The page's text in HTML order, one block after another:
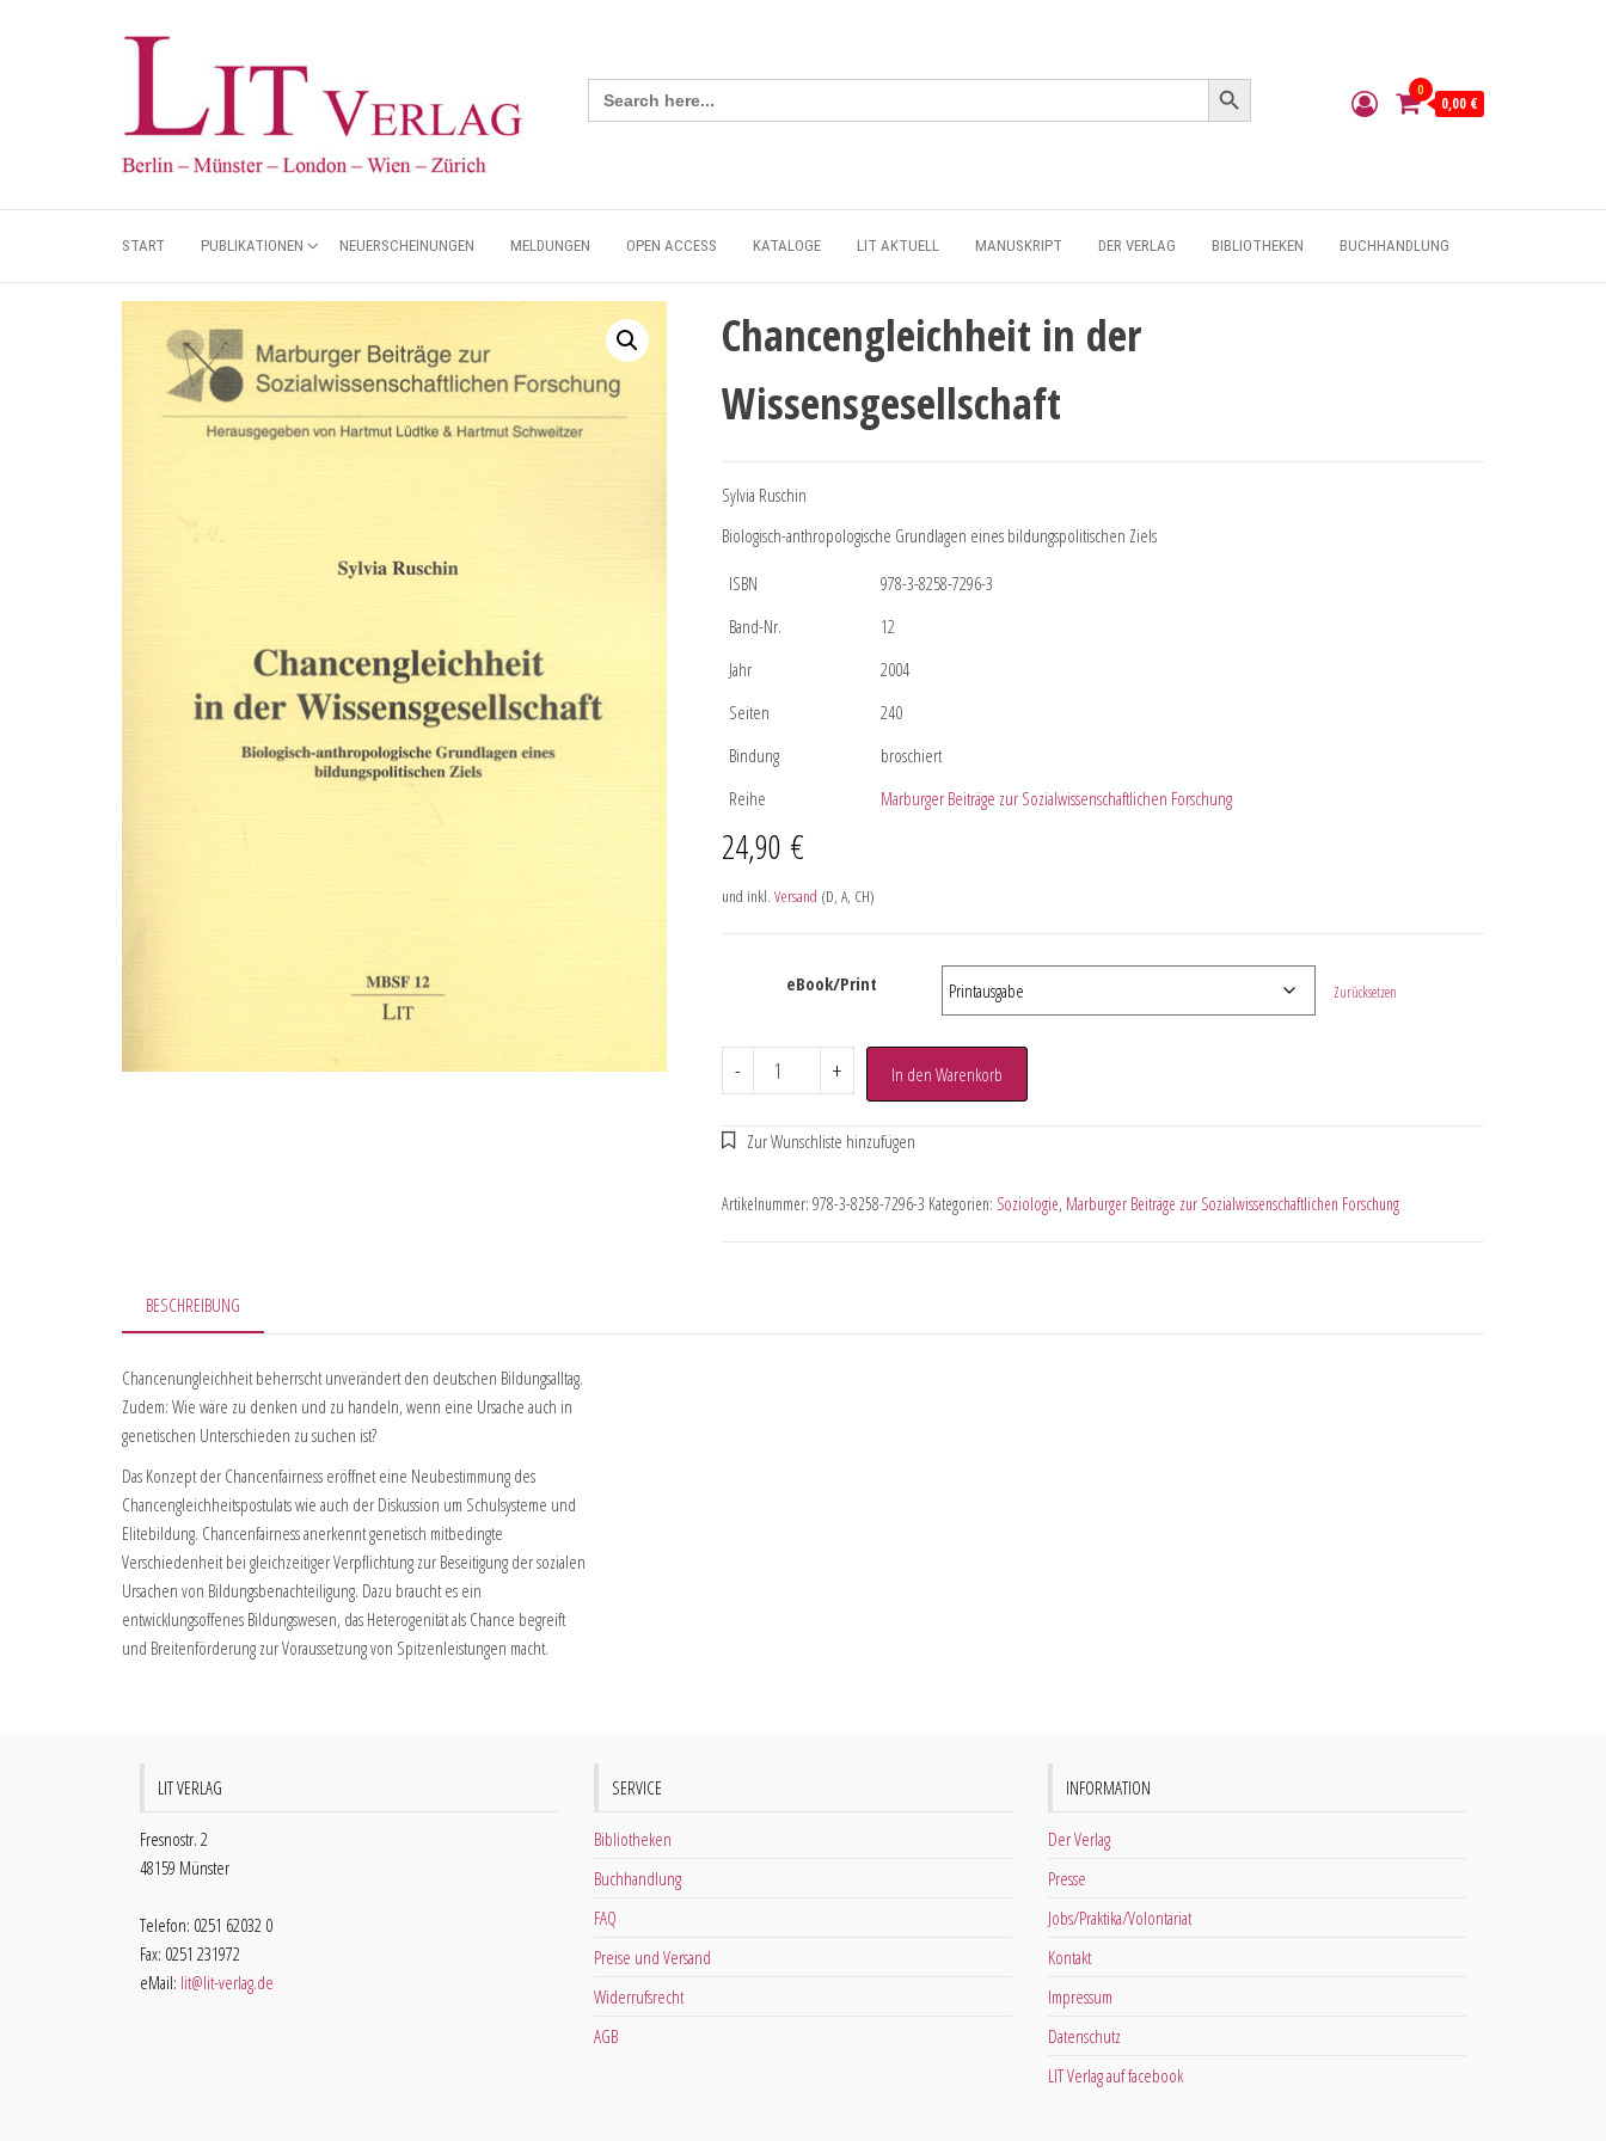
Search
for:
Search Button
0
0,00 €
START PUBLIKATIONEN NEUERSCHEINUNGEN MELDUNGEN OPEN ACCESS KATALOGE LIT AKTUELL MANUSKRIPT DER VERLAG BIBLIOTHEKEN BUCHHANDLUNG
Chancengleichheit in der
Wissensgesellschaft
Sylvia Ruschin
Biologisch-anthropologische Grundlagen eines bildungspolitischen Ziels
ISBN
978-3-8258-7296-3
Band-Nr.
12
Jahr
2004
Seiten
240
Bindung
broschiert
Reihe
Marburger Beiträge zur Sozialwissenschaftlichen Forschung
24,90 €
und inkl. Versand (D, A, CH)
eBook/Print Zurücksetzen
- + In den Warenkorb
Artikelnummer: 978-3-8258-7296-3 Kategorien: Soziologie, Marburger Beiträge zur Sozialwissenschaftlichen Forschung
BESCHREIBUNG
Chancenungleichheit beherrscht unverändert den deutschen Bildungsalltag.
Zudem: Wie wäre zu denken und zu handeln, wenn eine Ursache auch in
genetischen Unterschieden zu suchen ist?
Das Konzept der Chancenfairness eröffnet eine Neubestimmung des
Chancengleichheitspostulats wie auch der Diskussion um Schulsysteme und
Elitebildung. Chancenfairness anerkennt genetisch mitbedingte
Verschiedenheit bei gleichzeitiger Verpflichtung zur Beseitigung der sozialen
Ursachen von Bildungsbenachteiligung. Dazu braucht es ein
entwicklungsoffenes Bildungswesen, das Heterogenität als Chance begreift
und Breitenförderung zur Voraussetzung von Spitzenleistungen macht.
LIT VERLAG
Fresnostr. 2
48159 Münster
Telefon: 0251 62032 0
Fax: 0251 231972
eMail: lit@lit-verlag.de
SERVICE
Bibliotheken
Buchhandlung
FAQ
Preise und Versand
Widerrufsrecht
AGB
INFORMATION
Der Verlag
Presse
Jobs/Praktika/Volontariat
Kontakt
Impressum
Datenschutz
LIT Verlag auf facebook